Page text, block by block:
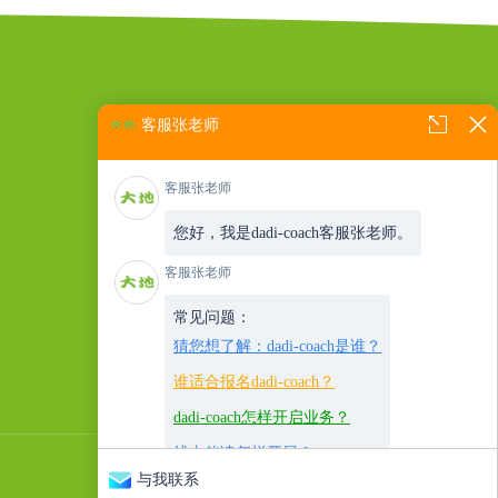
客服张老师